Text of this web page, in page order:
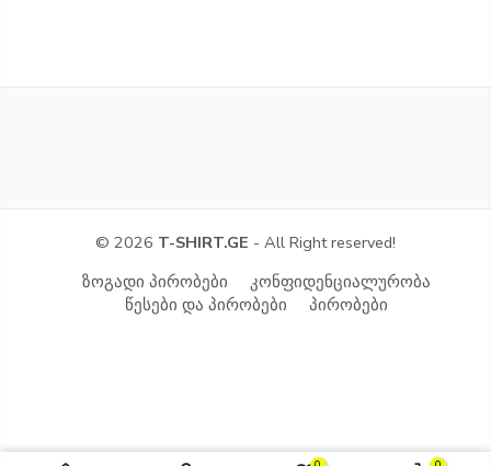
© 2026 T-SHIRT.GE - All Right reserved!
ზოგადი პირობები
კონფიდენციალურობა
წესები და პირობები
პირობები